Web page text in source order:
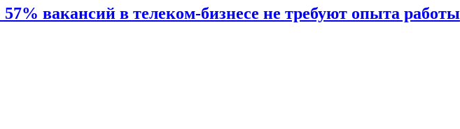
вакансий в телеком-бизнесе не требуют опыта работы